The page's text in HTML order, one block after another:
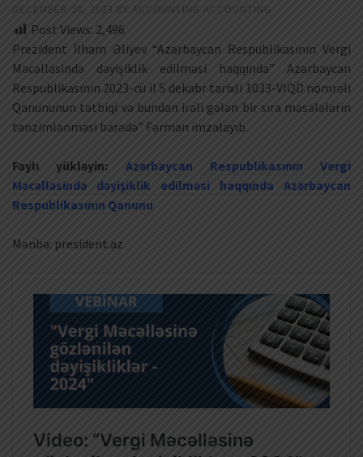
DECEMBER 28, 2023 BY ACCOUNTING ACCOUNTING
Post Views: 2,496
Prezident İlham Əliyev “Azərbaycan Respublikasının Vergi
Məcəlləsində dəyişiklik edilməsi haqqında” Azərbaycan
Respublikasının 2023-cü il 5 dekabr tarixli 1033-VIQD nömrəli
Qanununun tətbiqi və bundan irəli gələn bir sıra məsələlərin
tənzimlənməsi barədə” Fərman imzalayıb.
Faylı yükləyin: Azərbaycan Respublikasının Vergi
Məcəlləsində dəyişiklik edilməsi haqqında Azərbaycan
Respublikasının Qanunu
Mənbə: president.az